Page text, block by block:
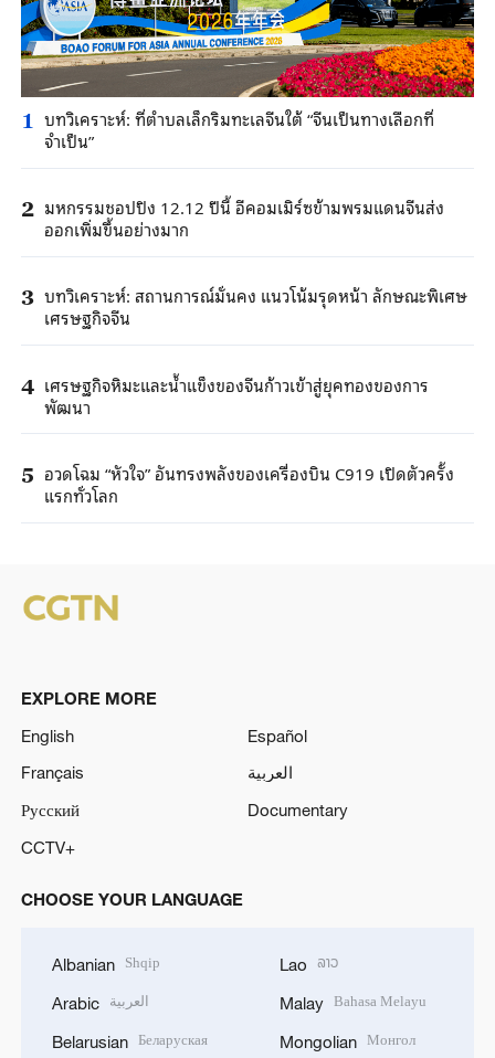
1 บทวิเคราะห์: ที่ตำบลเล็กริมทะเลจีนใต้ “จีนเป็นทางเลือกที่
จำเป็น”
2 มหกรรมชอปปิง 12.12 ปีนี้ อีคอมเมิร์ซข้ามพรมแดนจีนส่ง
ออกเพิ่มขึ้นอย่างมาก
3 บทวิเคราะห์: สถานการณ์มั่นคง แนวโน้มรุดหน้า ลักษณะพิเศษ
เศรษฐกิจจีน
4 เศรษฐกิจหิมะและน้ำแข็งของจีนก้าวเข้าสู่ยุคทองของการ
พัฒนา
5 อวดโฉม “หัวใจ” อันทรงพลังของเครื่องบิน C919 เปิดตัวครั้ง
แรกทั่วโลก
EXPLORE MORE
English
Español
Français
العربية
Русский
Documentary
CCTV+
CHOOSE YOUR LANGUAGE
Albanian Shqip
Arabic العربية
Belarusian Беларуская
Lao ລາວ
Malay Bahasa Melayu
Mongolian Монгол